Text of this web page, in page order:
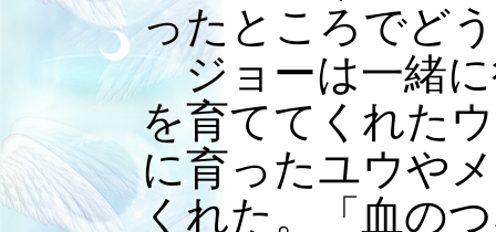
ったところでど
ジョーは一緒に
を育ててくれた
に育ったユウや
くれた。「血の